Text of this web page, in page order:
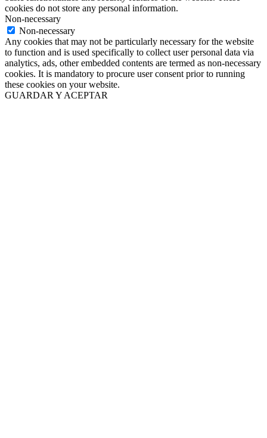
cookies do not store any personal information.
Non-necessary
Non-necessary
Any cookies that may not be particularly necessary for the website
to function and is used specifically to collect user personal data via
analytics, ads, other embedded contents are termed as non-necessary
cookies. It is mandatory to procure user consent prior to running
these cookies on your website.
GUARDAR Y ACEPTAR